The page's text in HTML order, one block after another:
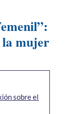
la mujer
sobre el